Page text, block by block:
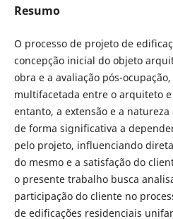
Resumo
O processo de projeto de
concepção inicial do objeto
obra e a avaliação pós-
multifacetada entre o arquiteto
entanto, a extensão e a
de forma significativa a
pelo projeto, influenciando
do mesmo e a satisfação do
o presente trabalho busca
participação do cliente no
de edificações residenciais